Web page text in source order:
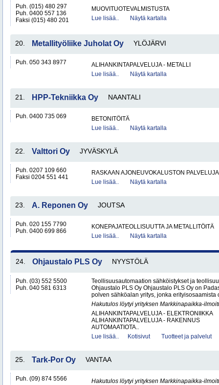
Puh. (015) 480 297
Puh. 0400 557 136
Faksi (015) 480 201
MUOVITUOTEVALMISTUSTA
Lue lisää..
Näytä kartalla
20. Metallityöliike Juholat Oy YLÖJÄRVI
Puh. 050 343 8977
ALIHANKINTAPALVELUJA - METALLI
Lue lisää..
Näytä kartalla
21. HPP-Tekniikka Oy NAANTALI
Puh. 0400 735 069
BETONITÖITÄ
Lue lisää..
Näytä kartalla
22. Valttori Oy JYVÄSKYLÄ
Puh. 0207 109 660
Faksi 0204 551 441
RASKAAN AJONEUVOKALUSTON
Lue lisää..
Näytä kartalla
23. A. Reponen Oy JOUTSA
Puh. 020 155 7790
Puh. 0400 699 866
KONEPAJATEOLLISUUTTA JA METALLITÖITÄ
Lue lisää..
Näytä kartalla
24. Ohjaustalo PLS Oy NYYSTÖLÄ
Puh. (03) 552 5500
Puh. 040 581 6313
Teollisuusautomaation sähköistykset ja
Ohjaustalo PLS Oy Ohjaustalo PLS Oy on
polven sähköalan yritys, jonka erityisosaamista
Hakutulos löytyi yrityksen Markkinapaikka-
ALIHANKINTAPALVELUJA - ELEKTRONIIKKA
ALIHANKINTAPALVELUJA - RAKENNUS
AUTOMAATIOTA..
Lue lisää..
Kotisivut Tuotteet ja palvelut
25. Tark-Por Oy VANTAA
Puh. (09) 874 5566
Hakutulos löytyi yrityksen Markkinapaikka-